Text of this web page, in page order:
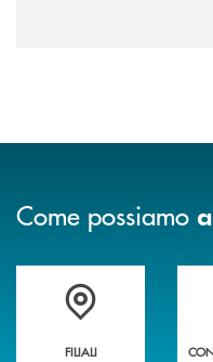
Come possiamo
Trova la filiale più vicina a te
FILIALI